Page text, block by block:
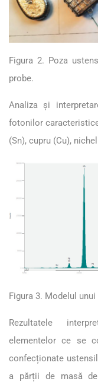
Figura 2. Poza
probe.
Analiza și
fotonilor
(Sn), cupru (Cu),
Figura 3. Modelul unui
Rezultatele
elementelor ce se
confecționate
a părții de masă